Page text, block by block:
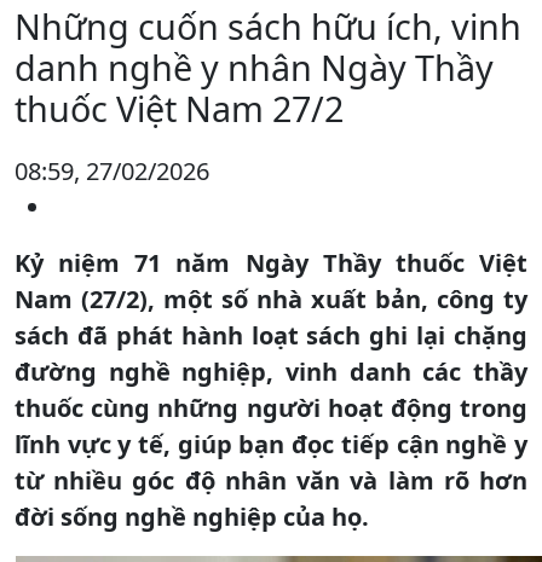
Những cuốn sách hữu ích, vinh
danh nghề y nhân Ngày Thầy
thuốc Việt Nam 27/2
08:59, 27/02/2026
Kỷ niệm 71 năm Ngày Thầy thuốc Việt
Nam (27/2), một số nhà xuất bản, công ty
sách đã phát hành loạt sách ghi lại chặng
đường nghề nghiệp, vinh danh các thầy
thuốc cùng những người hoạt động trong
lĩnh vực y tế, giúp bạn đọc tiếp cận nghề y
từ nhiều góc độ nhân văn và làm rõ hơn
đời sống nghề nghiệp của họ.